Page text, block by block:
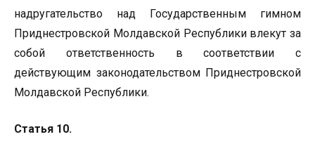
надругательство над Государственным гимном
Приднестровской Молдавской Республики влекут за
собой ответственность в соответствии с
действующим законодательством Приднестровской
Молдавской Республики.
Статья 10.